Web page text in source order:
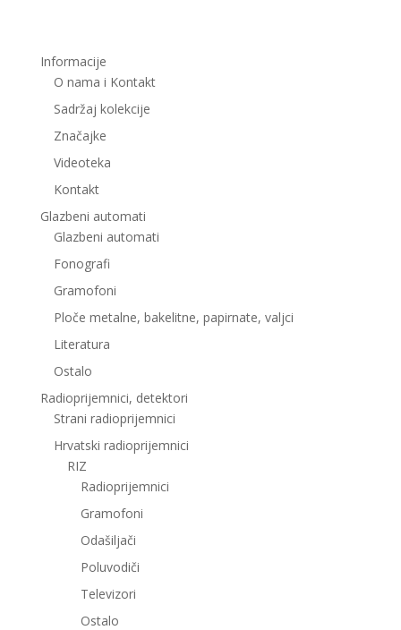
Informacije
O nama i Kontakt
Sadržaj kolekcije
Značajke
Videoteka
Kontakt
Glazbeni automati
Glazbeni automati
Fonografi
Gramofoni
Ploče metalne, bakelitne, papirnate, valjci
Literatura
Ostalo
Radioprijemnici, detektori
Strani radioprijemnici
Hrvatski radioprijemnici
RIZ
Radioprijemnici
Gramofoni
Odašiljači
Poluvodiči
Televizori
Ostalo